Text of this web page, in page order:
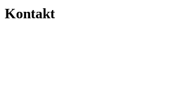
Kontakt